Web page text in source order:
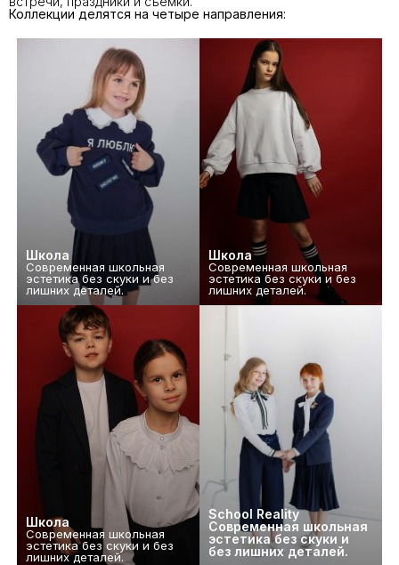
Коллекции делятся на четыре направления:
Школа
Современная школьная
эстетика без скуки и без
лишних деталей.
Школа
Современная школьная
эстетика без скуки и без
лишних деталей.
Школа
Современная школьная
эстетика без скуки и без
лишних деталей.
School Reality
Современная школьная
эстетика без скуки и
без лишних деталей.